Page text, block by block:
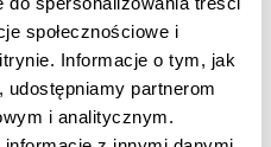
społecznościowe i
Informacje o tym, jak
partnerom
i analitycznym.